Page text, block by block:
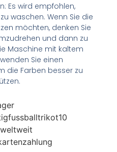
Es wird empfohlen,
waschen. Wenn Sie die
möchten, denken Sie
und dann zu
Maschine mit kaltem
Sie einen
die Farben besser zu